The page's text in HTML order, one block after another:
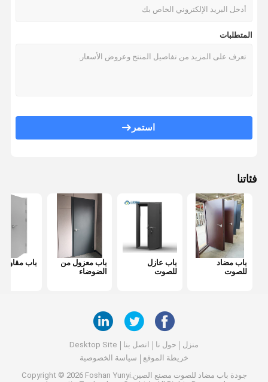
باب مضاد للحريق
مقسم غرفة معلقة
غرفه هاتفية عازلة للصوت
صندوق اجتماعات المكتب
غطاء المكتب المتحرك
المتطلبات
استمر
فئاتنا
باب مضاد
للصوت
باب عازل
للصوت
باب معزول من
الضوضاء
باب مقاوم
منزل حول نا اتصل بنا
Desktop Site
خريطة الموقع
سياسة الخصوصية
جودة باب مضاد للصوت
مصنع الصين.Copyright © 2026 Foshan Yunyi